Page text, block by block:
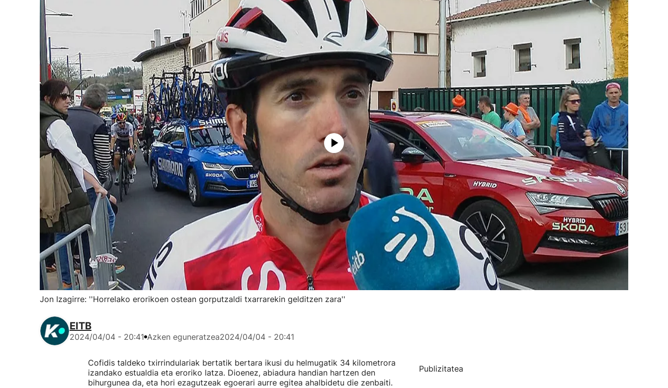
Jon Izagirre: ''Horrelako erorikoen ostean gorputzaldi txarrarekin gelditzen zara''
EITB
2024/04/04 - 20:41 Azken eguneratzea2024/04/04 - 20:41
Cofidis taldeko txirrindulariak bertatik bertara ikusi du helmugatik 34 kilometrora
izandako estualdia eta eroriko latza. Dioenez, abiadura handian hartzen den
bihurgunea da, eta hori ezagutzeak egoerari aurre egitea ahalbidetu die zenbaiti.
Publizitatea